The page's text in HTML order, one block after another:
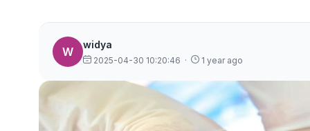
W
widya
2025-04-30 10:20:46 · 1 year ago